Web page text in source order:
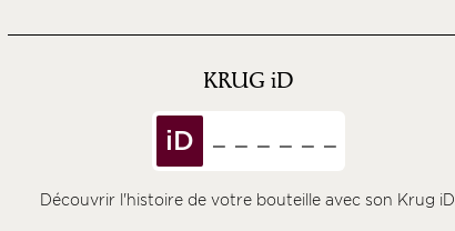
KRUG iD
iD
Découvrir l'histoire de votre bouteille avec son Krug iD.